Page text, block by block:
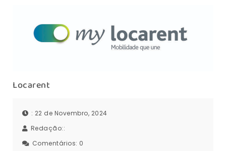
Locarent
: 22 de Novembro, 2024
Redação::
Comentários: 0